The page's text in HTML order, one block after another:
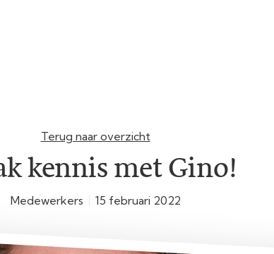
Terug naar overzicht
kennis met Gino!
Medewerkers 15 februari 2022